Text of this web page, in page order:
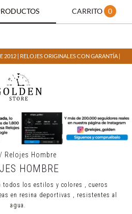
CARRITO 0
2012 | RELOJES ORIGINALES CON GARANTÍA |
/ Relojes Hombre
HOMBRE
todos los estilos y colores , cueros
en resina deportivas , resistentes al
agua.